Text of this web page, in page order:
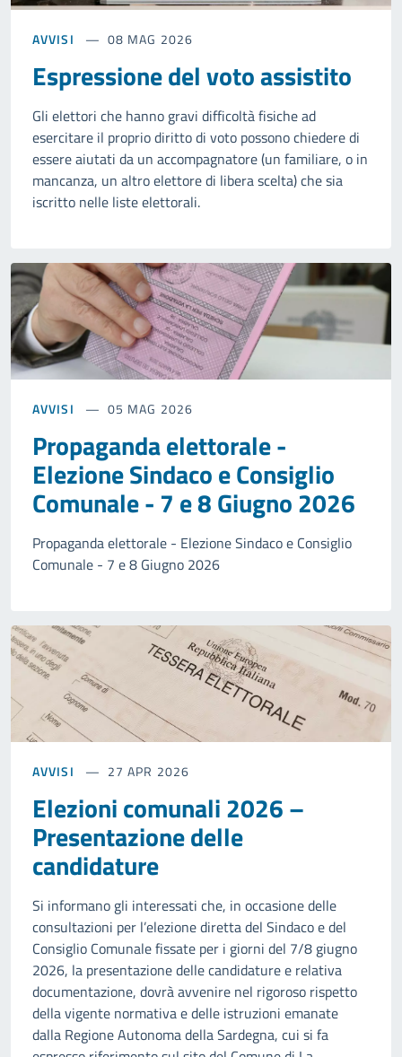
AVVISI 08 MAG 2026
Espressione del voto assistito
Gli elettori che hanno gravi difficoltà fisiche ad
esercitare il proprio diritto di voto possono chiedere di
essere aiutati da un accompagnatore (un familiare, o in
mancanza, un altro elettore di libera scelta) che sia
iscritto nelle liste elettorali.
AVVISI 05 MAG 2026
Propaganda elettorale -
Elezione Sindaco e Consiglio
Comunale - 7 e 8 Giugno 2026
Propaganda elettorale - Elezione Sindaco e Consiglio
Comunale - 7 e 8 Giugno 2026
AVVISI 27 APR 2026
Elezioni comunali 2026 –
Presentazione delle
candidature
Si informano gli interessati che, in occasione delle
consultazioni per l’elezione diretta del Sindaco e del
Consiglio Comunale fissate per i giorni del 7/8 giugno
2026, la presentazione delle candidature e relativa
documentazione, dovrà avvenire nel rigoroso rispetto
della vigente normativa e delle istruzioni emanate
dalla Regione Autonoma della Sardegna, cui si fa